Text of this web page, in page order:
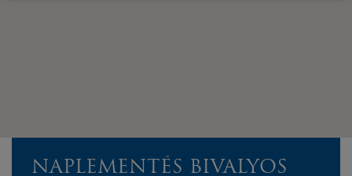
NAPLEMENTÉS BIVALYOS